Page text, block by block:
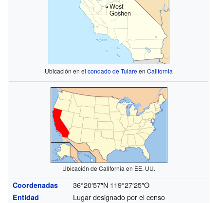
West
Goshen
Ubicación en elcondado de TulareenCalifornia
Ubicación de California en EE. UU.
Coordenadas 36°20′57″N 119°27′25″O
Entidad
Lugar designado por el censo